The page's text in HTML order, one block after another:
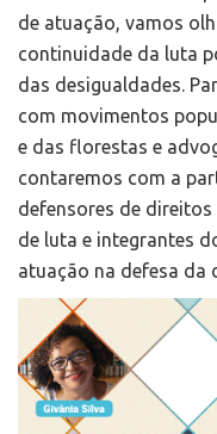
de atuação, vamos
continuidade da luta
das desigualdades.
com movimentos
e das florestas e
contaremos com a
defensores de
de luta e integrantes
atuação na defesa da